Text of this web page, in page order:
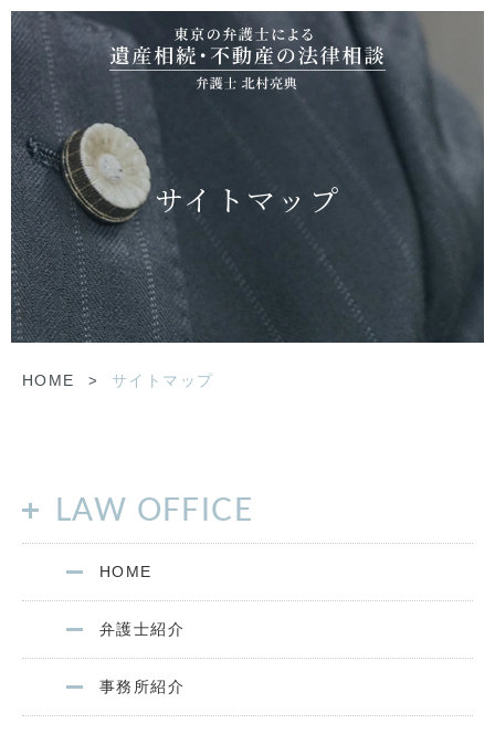
サイトマップ
HOME > サイトマップ
LAW OFFICE
HOME
弁護士紹介
事務所紹介